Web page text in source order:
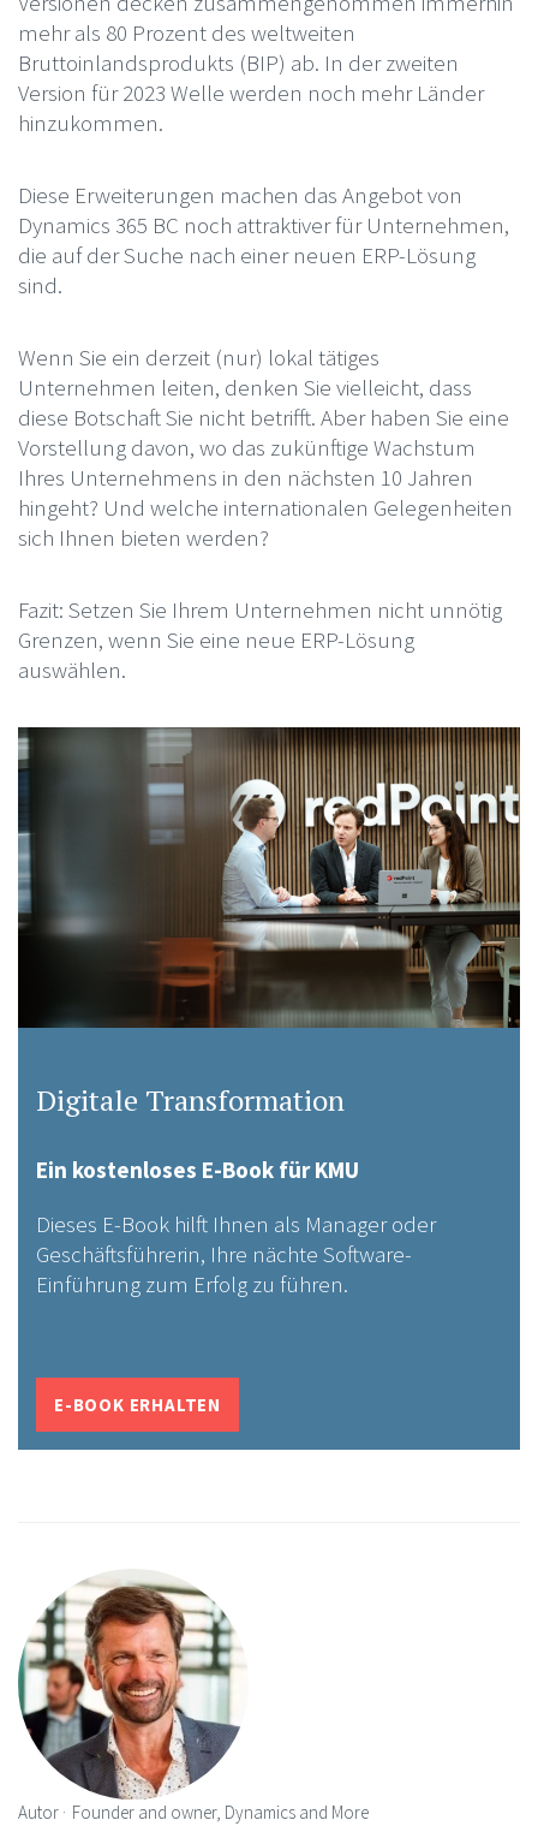
mehr als 80 Prozent des weltweiten
Bruttoinlandsprodukts (BIP) ab. In der zweiten
Version für 2023 Welle werden noch mehr Länder
hinzukommen.
Diese Erweiterungen machen das Angebot von
Dynamics 365 BC noch attraktiver für Unternehmen,
die auf der Suche nach einer neuen ERP-Lösung
sind.
Wenn Sie ein derzeit (nur) lokal tätiges
Unternehmen leiten, denken Sie vielleicht, dass
diese Botschaft Sie nicht betrifft. Aber haben Sie eine
Vorstellung davon, wo das zukünftige Wachstum
Ihres Unternehmens in den nächsten 10 Jahren
hingeht? Und welche internationalen Gelegenheiten
sich Ihnen bieten werden?
Fazit: Setzen Sie Ihrem Unternehmen nicht unnötig
Grenzen, wenn Sie eine neue ERP-Lösung
auswählen.
Digitale Transformation
Ein kostenloses E-Book für KMU
Dieses E-Book hilft Ihnen als Manager oder
Geschäftsführerin, Ihre nächte Software-
Einführung zum Erfolg zu führen.
E-BOOK ERHALTEN
Autor Founder and owner, Dynamics and More